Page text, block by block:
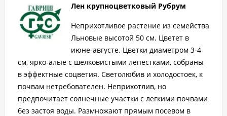
Лен крупноцветковый Рубрум
Неприхотливое растение из семейства
Льновые высотой 50 см. Цветет в
июне-августе. Цветки диаметром 3-4
см, ярко-алые с шелковистыми лепестками, собраны
в эффектные соцветия. Светолюбив и холодостоек, к
почвам нетребователен. Неприхотлив, но
предпочитает солнечные участки с легкими почвами
без застоя воды. Размножают прямым посевом в